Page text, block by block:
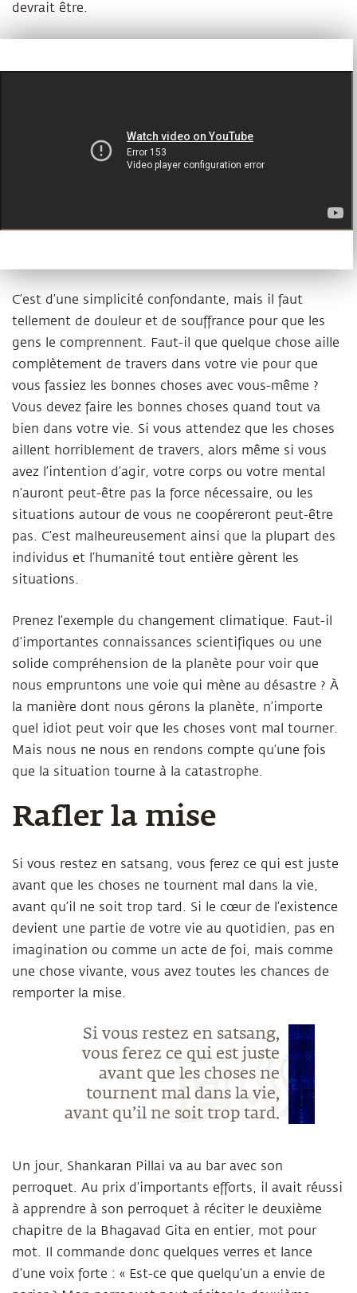
devrait être.
C’est d’une simplicité confondante, mais il faut
tellement de douleur et de souffrance pour que les
gens le comprennent. Faut-il que quelque chose aille
complètement de travers dans votre vie pour que
vous fassiez les bonnes choses avec vous-même ?
Vous devez faire les bonnes choses quand tout va
bien dans votre vie. Si vous attendez que les choses
aillent horriblement de travers, alors même si vous
avez l’intention d’agir, votre corps ou votre mental
n’auront peut-être pas la force nécessaire, ou les
situations autour de vous ne coopéreront peut-être
pas. C’est malheureusement ainsi que la plupart des
individus et l’humanité tout entière gèrent les
situations.
Prenez l’exemple du changement climatique. Faut-il
d’importantes connaissances scientifiques ou une
solide compréhension de la planète pour voir que
nous empruntons une voie qui mène au désastre ? À
la manière dont nous gérons la planète, n’importe
quel idiot peut voir que les choses vont mal tourner.
Mais nous ne nous en rendons compte qu’une fois
que la situation tourne à la catastrophe.
Rafler la mise
Si vous restez en satsang, vous ferez ce qui est juste
avant que les choses ne tournent mal dans la vie,
avant qu’il ne soit trop tard. Si le cœur de l’existence
devient une partie de votre vie au quotidien, pas en
imagination ou comme un acte de foi, mais comme
une chose vivante, vous avez toutes les chances de
remporter la mise.
Si vous restez en satsang,
vous ferez ce qui est juste
avant que les choses ne
tournent mal dans la vie,
avant qu’il ne soit trop tard.
Un jour, Shankaran Pillai va au bar avec son
perroquet. Au prix d’importants efforts, il avait réussi
à apprendre à son perroquet à réciter le deuxième
chapitre de la Bhagavad Gita en entier, mot pour
mot. Il commande donc quelques verres et lance
d’une voix forte : « Est-ce que quelqu’un a envie de